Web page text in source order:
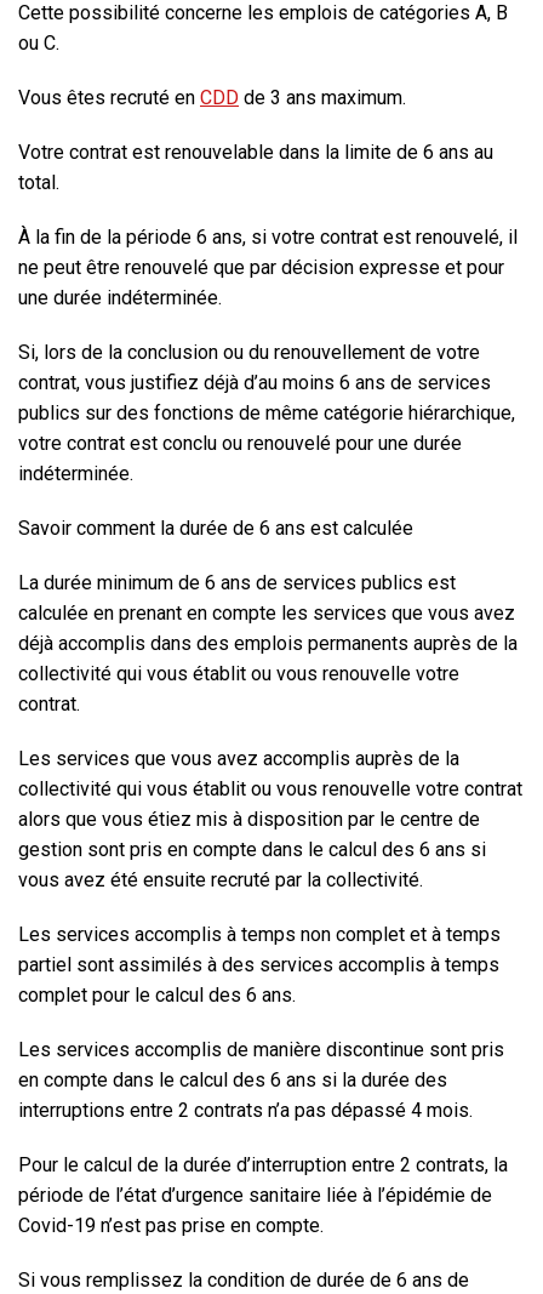
Cette possibilité concerne les emplois de catégories A, B
ou C.
Vous êtes recruté en CDD de 3 ans maximum.
Votre contrat est renouvelable dans la limite de 6 ans au
total .
À la fin de la période 6 ans, si votre contrat est renouvelé, il
ne peut être renouvelé que par décision expresse et pour
une durée indéterminée.
Si, lors de la conclusion ou du renouvellement de votre
contrat, vous justifiez déjà d’au moins 6 ans de services
publics sur des fonctions de même catégorie hiérarchique,
votre contrat est conclu ou renouvelé pour une durée
indéterminée.
Savoir comment la durée de 6 ans est calculée
La durée minimum de 6 ans de services publics est
calculée en prenant en compte les services que vous avez
déjà accomplis dans des emplois permanents auprès de la
collectivité qui vous établit ou vous renouvelle votre
contrat.
Les services que vous avez accomplis auprès de la
collectivité qui vous établit ou vous renouvelle votre contrat
alors que vous étiez mis à disposition par le centre de
gestion sont pris en compte dans le calcul des 6 ans si
vous avez été ensuite recruté par la collectivité.
Les services accomplis à temps non complet et à temps
partiel sont assimilés à des services accomplis à temps
complet pour le calcul des 6 ans.
Les services accomplis de manière discontinue sont pris
en compte dans le calcul des 6 ans si la durée des
interruptions entre 2 contrats n’a pas dépassé 4 mois.
Pour le calcul de la durée d’interruption entre 2 contrats, la
période de l’état d’urgence sanitaire liée à l’épidémie de
Covid-19 n’est pas prise en compte.
Si vous remplissez la condition de durée de 6 ans de